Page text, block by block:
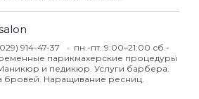
914-47-37
пн.-пт.:9:00–21:00 сб.-
парикмахерские процедуры
и педикюр. Услуги барбера.
бровей. Наращивание ресниц.